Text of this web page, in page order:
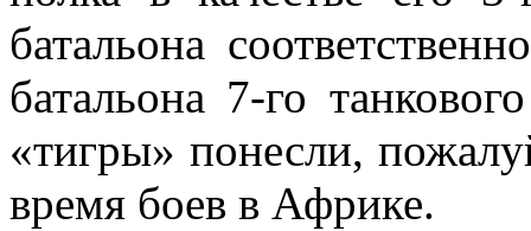
батальона
батальона 7-го
«тигры» понесли,
время боев в Африке.